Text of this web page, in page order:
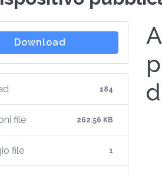
Download
184
file 262.56 KB
file 1